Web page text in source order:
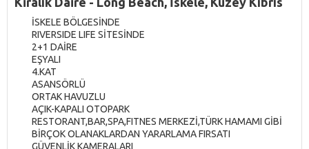
İSKELE BÖLGESİNDE
RIVERSIDE LIFE SİTESİNDE
2+1 DAİRE
EŞYALI
4.KAT
ASANSÖRLÜ
ORTAK HAVUZLU
AÇIK-KAPALI OTOPARK
RESTORANT,BAR,SPA,FITNES MERKEZİ,TÜRK HAMAMI GİBİ
BİRÇOK OLANAKLARDAN YARARLAMA FIRSATI
GÜVENLİK KAMERALARI